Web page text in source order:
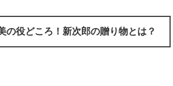
の役どころ！新次郎の贈り物とは？